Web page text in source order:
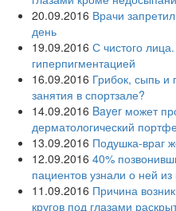
20.09.2016 Врачи
день
19.09.2016 С чистого
гиперпигментацией
16.09.2016 Грибок, сыпь и
занятия в спортзале?
14.09.2016 Bayer может
дерматологический
13.09.2016 Подушка-враг
12.09.2016 40%
пациентов узнали о ней из
11.09.2016 Причина
кругов под глазами